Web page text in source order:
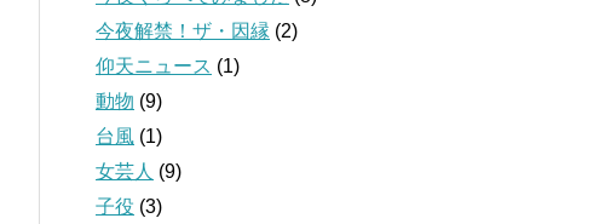
今夜解禁！ザ・因縁 (2)
仰天ニュース (1)
動物 (9)
台風 (1)
女芸人 (9)
子役 (3)